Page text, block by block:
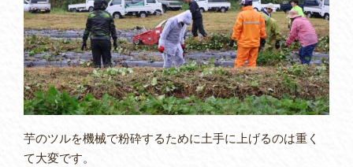
芋のツルを機械で粉砕するために土手に上げるのは重く
て大変です。